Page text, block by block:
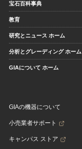
宝石百科事典
教育
研究とニュース ホーム
分析とグレーディング ホーム
GIAについて ホーム
GIAの機器について
小売業者サポート
キャンパス ストア